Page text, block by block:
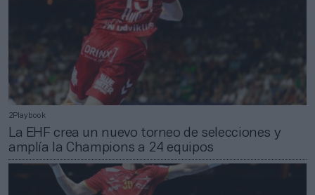
2Playbook
La EHF crea un nuevo torneo de selecciones y
amplía la Champions a 24 equipos